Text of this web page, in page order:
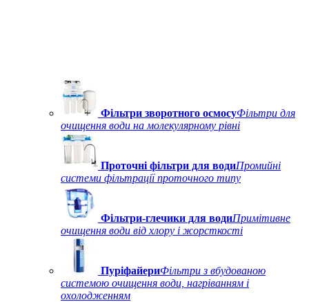
Фільтри зворотного осмосуФільтри для
очищення води на молекулярному рівні
Проточні фільтри для водиПромийні
системи фільтрації проточного типу
Фільтри-глечики для водиПримітивне
очищення води від хлору і жорсткості
ПуріфайериФільтри з вбудованою
системою очищення води, нагріванням і
охолодженням